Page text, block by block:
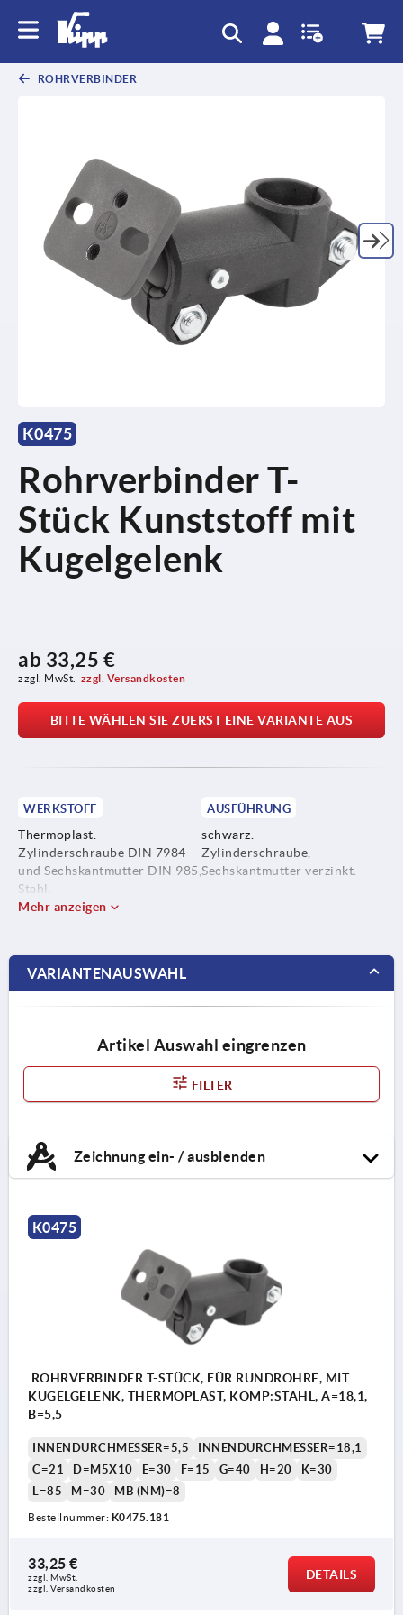
ROHRVERBINDER
K0475
Rohrverbinder T-
Stück Kunststoff mit
Kugelgelenk
ab 33,25 €
zzgl. MwSt. zzgl. Versandkosten
BITTE WÄHLEN SIE ZUERST EINE VARIANTE AUS
WERKSTOFF
Thermoplast.
Zylinderschraube DIN 7984
und Sechskantmutter DIN 985,
Stahl.
AUSFÜHRUNG
schwarz.
Zylinderschraube,
Sechskantmutter verzinkt.
Mehr anzeigen
VARIANTENAUSWAHL
Artikel Auswahl eingrenzen
FILTER
Zeichnung ein- / ausblenden
K0475
ROHRVERBINDER T-STÜCK, FÜR RUNDROHRE, MIT
KUGELGELENK, THERMOPLAST, KOMP:STAHL, A=18,1,
B=5,5
INNENDURCHMESSER=5,5
INNENDURCHMESSER=18,1
C=21
D=M5X10 E=30 F=15 G=40 H=20
K=30
L=85
M=30 MB (NM)=8
Bestellnummer: K0475.181
33,25 €
zzgl. MwSt.
zzgl. Versandkosten
DETAILS